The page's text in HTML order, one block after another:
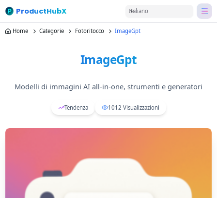
ProductHubX Italiano
Home Categorie Fotoritocco ImageGpt
ImageGpt
Modelli di immagini AI all-in-one, strumenti e generatori
Tendenza 1012 Visualizzazioni